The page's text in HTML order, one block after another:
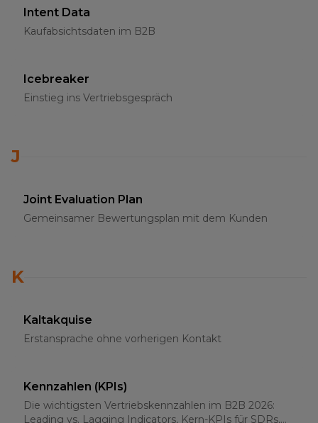
Intent Data
Kaufabsichtsdaten im B2B
Icebreaker
Einstieg ins Vertriebsgespräch
J
Joint Evaluation Plan
Gemeinsamer Bewertungsplan mit dem Kunden
K
Kaltakquise
Erstansprache ohne vorherigen Kontakt
Kennzahlen (KPIs)
Die wichtigsten Vertriebskennzahlen im B2B 2026:
Leading vs. Lagging Indicators, Kern-KPIs für SDRs,